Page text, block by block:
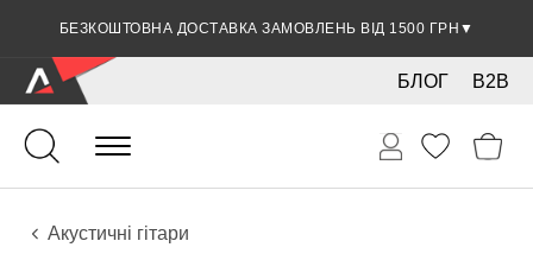
БЕЗКОШТОВНА ДОСТАВКА ЗАМОВЛЕНЬ ВІД 1500 ГРН ▼
ЗНИЖКА 5% ПРИ ОПЛАТІ БАНКІВСЬКОЮ КАРТКОЮ ▼
B2B
БЛОГ
Гітари
Акустичні інструменти
Інструменти
Акустичні гітари